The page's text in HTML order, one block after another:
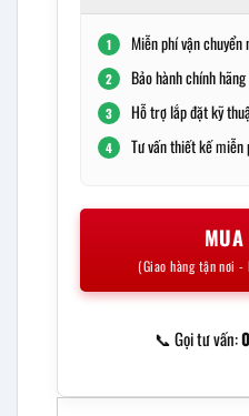
1 Miễn phí vận chuyển
2 Bảo hành chính
3 Hỗ trợ lắp đặt kỹ
4 Tư vấn thiết kế miễn
MUA
(Giao hàng tận nơi -
📞 Gọi tư vấn: